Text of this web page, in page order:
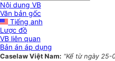
Nội dung VB
Văn bản gốc
Tiếng anh
Lược đồ
VB liên quan
Bản án áp dụng
Caselaw Việt Nam: “Kể từ ngày